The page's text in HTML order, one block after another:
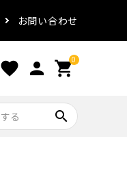
お問い合わせ
favorite person 0
shopping_cart
search